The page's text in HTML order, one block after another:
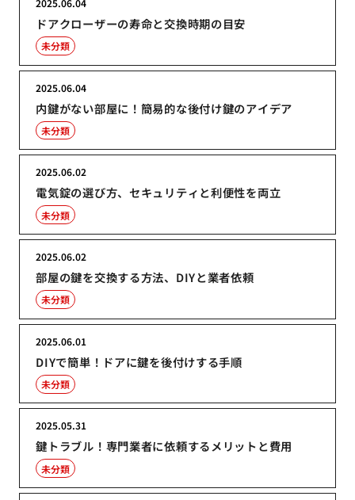
ドアクローザーの寿命と交換時期の目安
未分類
内鍵がない部屋に！簡易的な後付け鍵のアイデア
2025.06.04
未分類
電気錠の選び方、セキュリティと利便性を両立
2025.06.02
未分類
部屋の鍵を交換する方法、DIYと業者依頼
2025.06.02
未分類
DIYで簡単！ドアに鍵を後付けする手順
2025.06.01
未分類
鍵トラブル！専門業者に依頼するメリットと費用
2025.05.31
未分類